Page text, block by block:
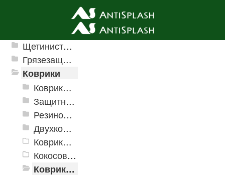
Ячеистые грязезащитные покрытия
Щетинистые покрытия
Грязезащитные, влаговпитывающие покрытия
Коврики
Коврики влаговпитывающие
Защитные коврики и лотки
Резиновые коврики
Двухкомпонентные коврики
Коврики на пенорезине
Кокосовые коврики
Коврики для ванн